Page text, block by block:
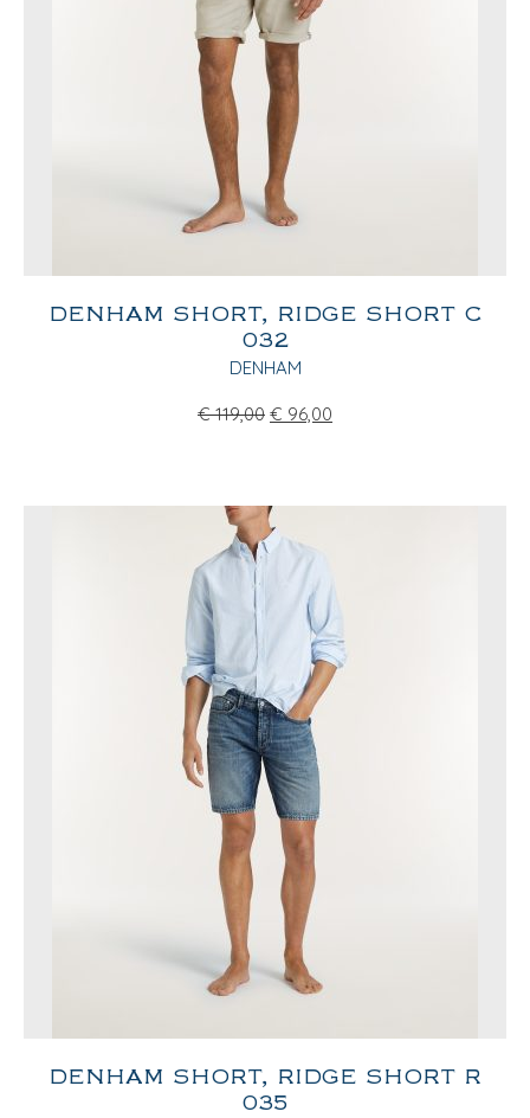
DENHAM SHORT, RIDGE SHORT C
032
DENHAM
€ 119,00 € 96,00
DENHAM SHORT, RIDGE SHORT R
035